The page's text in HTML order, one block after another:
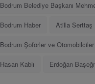
Bodrum Belediye Başkanı
Bodrum Haber Atilla Serttaş
Bodrum Şoförler ve Otomobilciler
Hasan Kablı Erdoğan